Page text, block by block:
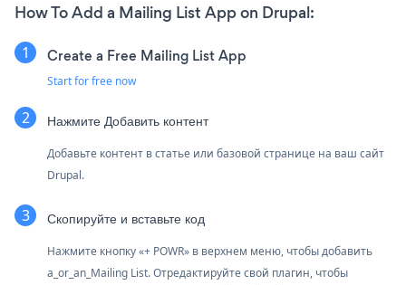
How To Add a Mailing List App on Drupal:
Create a Free Mailing List App
Start for free now
Нажмите Добавить контент
Добавьте контент в статье или базовой странице на ваш сайт
Drupal.
Скопируйте и вставьте код
Нажмите кнопку «+ POWR» в верхнем меню, чтобы добавить
a_or_an_Mailing List. Отредактируйте свой плагин, чтобы